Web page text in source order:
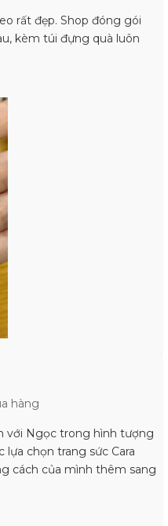
rất đẹp. Shop đóng gói
kèm túi đựng quà luôn
hàng
với Ngọc trong hình tượng
chọn trang sức Cara
cách của mình thêm sang